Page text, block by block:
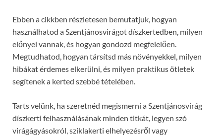
Ebben a cikkben részletesen bemutatjuk, hogyan
használhatod a Szentjánosvirágot díszkertedben, milyen
előnyei vannak, és hogyan gondozd megfelelően.
Megtudhatod, hogyan társítsd más növényekkel, milyen
hibákat érdemes elkerülni, és milyen praktikus ötletek
segítenek a kerted szebbé tételében.
Tarts velünk, ha szeretnéd megismerni a Szentjánosvirág
díszkerti felhasználásának minden titkát, legyen szó
virágágyásokról, sziklakerti elhelyezésről vagy